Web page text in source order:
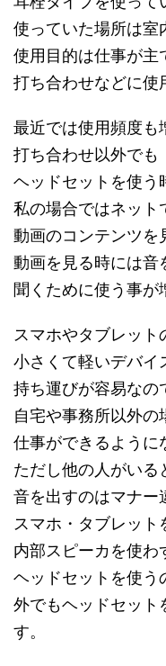
使っていた場所は室
使用目的は仕事が主
打ち合わせなどに使
最近では使用頻度も
打ち合わせ以外でも
ヘッドセットを使う
私の場合ではネット
動画のコンテンツを
動画を見る時には音
聞くために使う事が
スマホやタブレット
小さくて軽いデバイ
持ち運びが容易なの
自宅や事務所以外の
仕事ができるように
ただし他の人がいる
音を出すのはマナー
スマホ・タブレット
内部スピーカを使わ
ヘッドセットを使う
外でもヘッドセット
す。